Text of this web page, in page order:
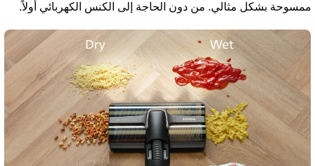
بشكل مثالي. من دون الحاجة إلى الكنس الكهربائي أولاً.